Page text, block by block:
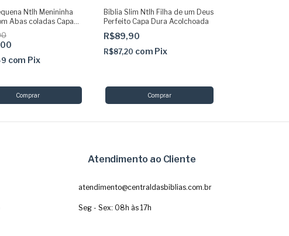
Ntlh Menininha
Abas coladas Capa
+ elástico
com Pix
Bíblia Slim Ntlh Filha de um Deus
Perfeito Capa Dura Acolchoada
R$89,90
R$87,20 com Pix
Atendimento ao Cliente
atendimento@centraldasbiblias.com.br
Seg - Sex: 08h às 17h